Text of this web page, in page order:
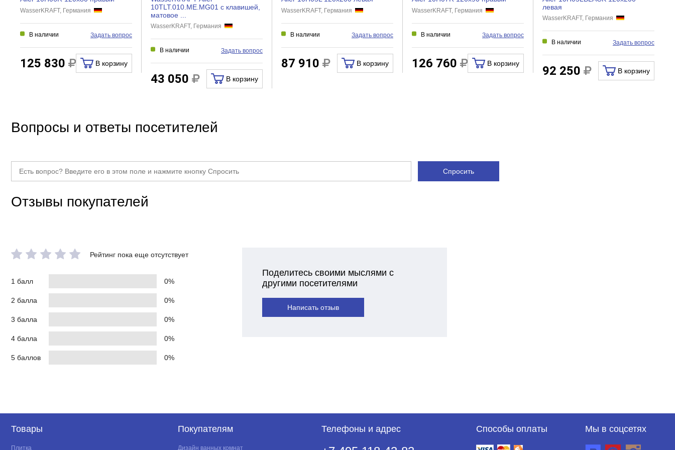
Поворот излива
Аэратор
WasserKRAFT, Германия
В наличии Задать вопрос
125 830 В корзину
10TLT.010.ME.MG01 с клавишей,
матовое ...
WasserKRAFT, Германия
В наличии Задать вопрос
43 050 В корзину
WasserKRAFT, Германия
В наличии Задать вопрос
87 910 В корзину
WasserKRAFT, Германия
В наличии Задать вопрос
126 760 В корзину
левая
WasserKRAFT, Германия
В наличии Задать вопрос
92 250 В корзину
Вопросы и ответы посетителей
Спросить
Отзывы покупателей
Рейтинг пока еще отсутствует
1 балл 0%
2 балла 0%
3 балла 0%
4 балла 0%
5 баллов 0%
Поделитесь своими мыслями с
другими посетителями
Написать отзыв
Товары
Плитка
Покупателям
Дизайн ванных комнат
Телефоны и адрес Способы оплаты Мы в соцсетях